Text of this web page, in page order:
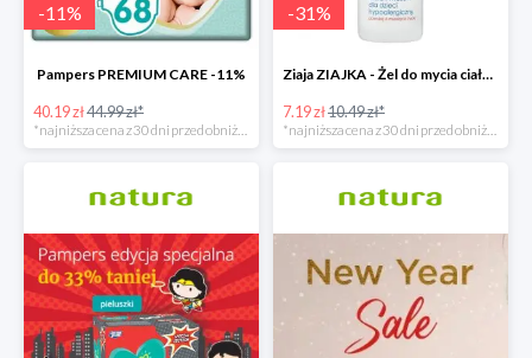
-11%
Pampers PREMIUM CARE -11%
40.19 zł44.99 zł*
*najniższa cena z 30 dni przed obniżką
-31%
Ziaja ZIAJKA - Żel do mycia ciała i włosów dla dzieci -31%
7.19 zł10.49 zł*
*najniższa cena z 30 dni przed obniżką